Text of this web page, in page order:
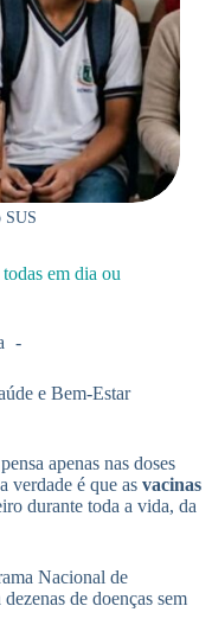
SUS
em dia ou
e Bem-Estar
apenas nas doses
verdade é que as vacinas
durante toda a vida, da
Nacional de
de doenças sem